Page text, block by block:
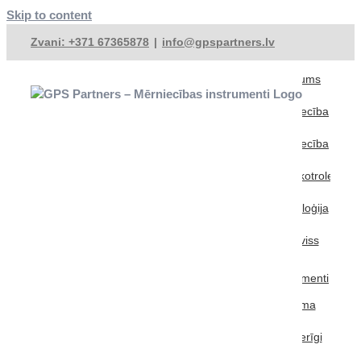
Skip to content
Zvani: +371 67365878 | info@gpspartners.lv
Sākums
Mērniecība
Celtniecība
Mašīnkotrole
Metroloģija
Serviss
Instrumenti
Noma
Noderīgi